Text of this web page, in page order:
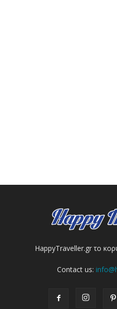
HappyTraveller.gr το
Contact us: